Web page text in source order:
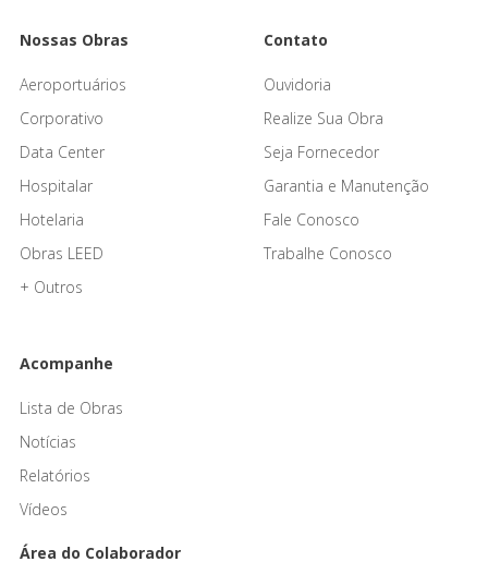
Nossas Obras
Aeroportuários
Corporativo
Data Center
Hospitalar
Hotelaria
Obras LEED
+ Outros
Contato
Ouvidoria
Realize Sua Obra
Seja Fornecedor
Garantia e Manutenção
Fale Conosco
Trabalhe Conosco
Acompanhe
Lista de Obras
Notícias
Relatórios
Vídeos
Área do Colaborador